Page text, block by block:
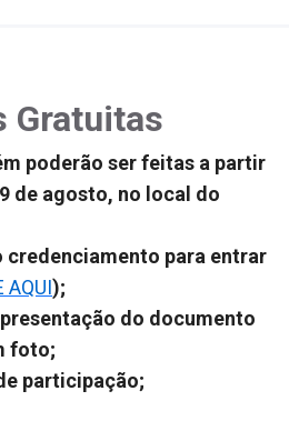
Gratuitas
poderão ser feitas a partir
de agosto, no local do
credenciamento para entrar
AQUI);
do documento
foto;
participação;